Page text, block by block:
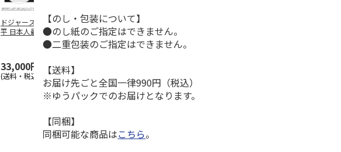
ドジャース 大谷翔
平 日本人最多53試
合連続出塁記念 ダ
33,000円
(送料・税込)
MLB ドジャース 大
谷翔平 2026 NL 3・
4月投手…
平 日本人最多53試
合連続出塁記念 コ
イ…
【のし・包装について】
●のし紙のご指定はできません。
●二重包装のご指定はできません。
【送料】
お届け先ごと全国一律990円（税込）
※ゆうパックでのお届けとなります。
【同梱】
同梱可能な商品はこちら。